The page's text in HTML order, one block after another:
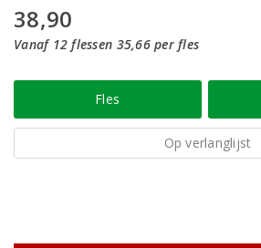
38,90
Vanaf 12 flessen 35,66 per fles
Fles
Op verlanglijst